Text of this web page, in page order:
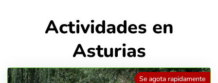
Actividades en
Asturias
Se agota rapidamente